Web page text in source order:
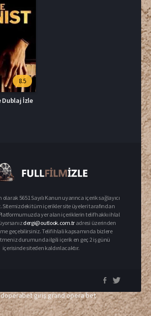
8.5
Dublaj İzle
5651 Sayılı Kanun uyarınca içerik sağlayıcı
Sitemizdeki tüm içerikler site üyeleri tarafından
yer alan içeriklerin telif hakkı ihlal
dergi@outlook.com.tr adresi üzerinden
geçebilirsiniz. Telif ihlali kapsamında bizlere
durumunda ilgili içerik en geç 2 iş günü
içerisinde siteden kaldırılacaktır.
girişgrand opera bet